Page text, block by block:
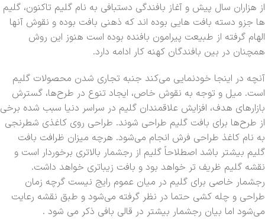
از هزاران سال پیش و آغاز بافندگی دستبافی به نام گلیم تاکنون، گلیم
ها جزو دسته بافت هایی بوده اند که ذهنی بافت بوده و نقوش آنها
الهام گرفته از طبیعت پیرامون بافنده بوده است هنوز این روش
همچنان در بین بافندگان کهنه کار ادامه دارد.
آنچه در اینجا خودنمایی می‌کند جنبه تجاری شدن محصولات گلیم
است. میل و توجه به نقوش خاص، ایجاد تنوع در طرح‌ها، گسترش
بازارهای هدف، افزایش علاقمندان گلیم در سراسر دنیا سبب شده برخی
از طرح‌ها برای بافت گلیم طراحی شوند. طراحی روی کاغذی شطرنجی
به نام کاغذ طراحی فرش انجام می‌شود. هرچه میزان ظرافت بافت
گلیم بیشتر باشد اصطلاحاً گلیم از رجشمار بالاتری برخوردار است و
نقشه گلیم ظریف تر خواهد بود و بافت زیباتری خواهد داشت.
رجشمار خاصی برای گلیم در میان عموم رایج نیست گرچه زمان
طراحی و چله کشی حتما در نظر گرفته می‌شود و طبق نقشه رعایت
می‌شود اما بیان رجشمار بیشتر در قالی بافی ذکر می شود .